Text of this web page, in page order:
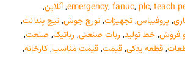
emergency, fanuc, plc, teach
,آنلاین,
,پروفیباس,تجهیزات,تورچ جوش,تیچ پندانت,
فروش,خط تولید, ربات صنعتی, رباتیک, صنعت,
,قطعه یدکی,قیمت,قیمت مناسب,کارخانه,